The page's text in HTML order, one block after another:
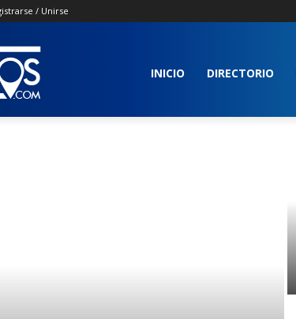
/ Unirse
INICIO DIRECTORIO